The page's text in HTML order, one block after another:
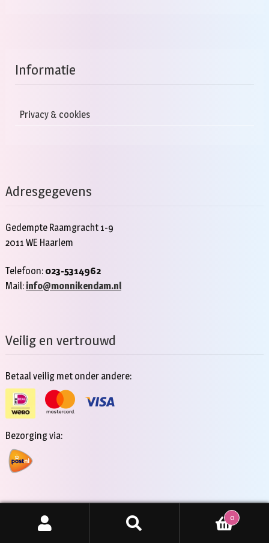
Informatie
Privacy & cookies
Adresgegevens
Gedempte Raamgracht 1-9
2011 WE Haarlem
Telefoon: 023-5314962
Mail: info@monnikendam.nl
Veilig en vertrouwd
Betaal veilig met onder andere:
Bezorging via:
Copyright 2026 - Jan Monnikendam
ZOEKEN
0